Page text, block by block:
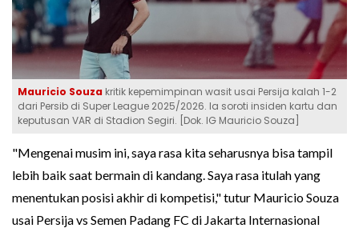
Mauricio Souza kritik kepemimpinan wasit usai Persija kalah 1-2
dari Persib di Super League 2025/2026. Ia soroti insiden kartu dan
keputusan VAR di Stadion Segiri. [Dok. IG Mauricio Souza]
"Mengenai musim ini, saya rasa kita seharusnya bisa tampil
lebih baik saat bermain di kandang. Saya rasa itulah yang
menentukan posisi akhir di kompetisi," tutur Mauricio Souza
usai Persija vs Semen Padang FC di Jakarta Internasional